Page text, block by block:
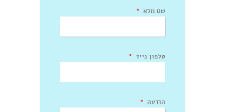
שם מלא
טלפון נייד
הודעה